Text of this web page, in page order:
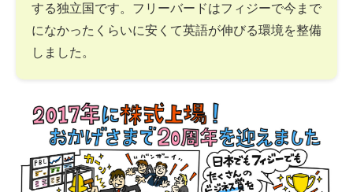
する独立国です。フリーバードはフィジーで今まで
になかったくらいに安くて英語が伸びる環境を整備
しました。